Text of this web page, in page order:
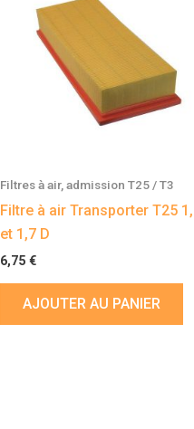
Filtres à air, admission T25 / T3
Filtre à air Transporter T25
et 1,7 D
6,75 €
AJOUTER AU PANIER